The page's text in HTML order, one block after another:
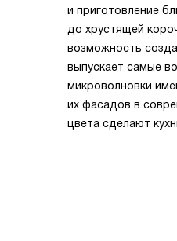
и приготовление
до хрустящей
возможность
выпускает самые
микроволновки
их фасадов в
цвета сделают